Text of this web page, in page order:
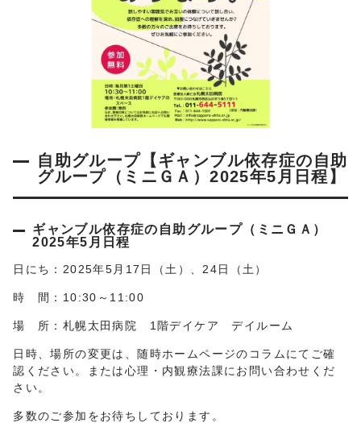
自助グループ【ギャンブル依存症の自助
グループ（ミニＧＡ）2025年5月日程】
ギャンブル依存症の自助グループ（ミニＧＡ）
2025年5月日程
日にち：2025年5月17日（土）、24日（土）
時 間：10:30～11:00
場 所：札幌太田病院 1階デイケア デイルーム
日時、場所の変更は、随時ホームページのコラムにてご確
認ください。または心理・内観療法課にお問い合わせくだ
さい。
多数のご参加をお待ちしております。